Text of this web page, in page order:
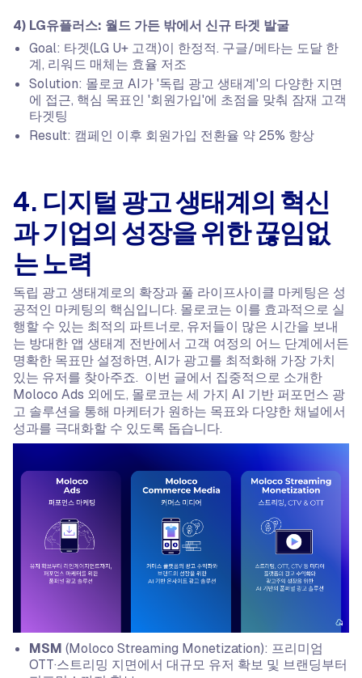
4) LG유플러스: 월드 가든 밖에서 신규 타겟 발굴
Goal: 타겟(LG U+ 고객)이 한정적. 구글/메타는 도달 한
계, 리워드 매체는 효율 저조
Solution: 몰로코 AI가 '독립 광고 생태계'의 다양한 지면
에 접근, 핵심 목표인 '회원가입'에 초점을 맞춰 잠재 고객
타겟팅
Result: 캠페인 이후 회원가입 전환율 약 25% 향상
4. 디지털 광고 생태계의 혁신
과 기업의 성장을 위한 끊임없
는 노력
독립 광고 생태계로의 확장과 풀 라이프사이클 마케팅은 성
공적인 마케팅의 핵심입니다. 몰로코는 이를 효과적으로 실
행할 수 있는 최적의 파트너로, 유저들이 많은 시간을 보내
는 방대한 앱 생태계 전반에서 고객 여정의 어느 단계에서든
명확한 목표만 설정하면, AI가 광고를 최적화해 가장 가치
있는 유저를 찾아주죠. 이번 글에서 집중적으로 소개한
Moloco Ads 외에도, 몰로코는 세 가지 AI 기반 퍼포먼스 광
고 솔루션을 통해 마케터가 원하는 목표와 다양한 채널에서
성과를 극대화할 수 있도록 돕습니다.
MSM (Moloco Streaming Monetization): 프리미엄
OTT·스트리밍 지면에서 대규모 유저 확보 및 브랜딩부터